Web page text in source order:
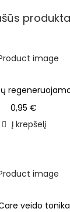
0,95€
Į krepšelį
veido